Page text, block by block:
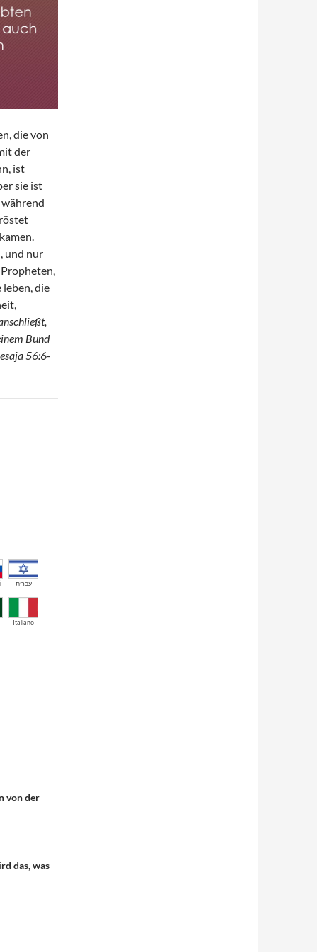
die von
der
ist
sie ist
und nur
leben, die
Bund
56:6-
עברית
Italiano
von der
das, was